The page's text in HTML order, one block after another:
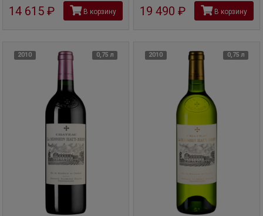
14 615 рубВ корзину 19 490 рубВ корзину
2010 0,75 л 2010 0,75 л